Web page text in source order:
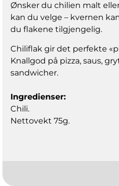
Ønsker du chilien malt
kan du velge – kvernen
du flakene tilgjengelig.
Chiliflak gir det perfekte
Knallgod på pizza, saus,
sandwicher.
Ingredienser:
Chili.
Nettovekt 75g.